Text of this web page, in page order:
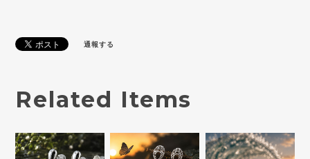
通報する
Related Items